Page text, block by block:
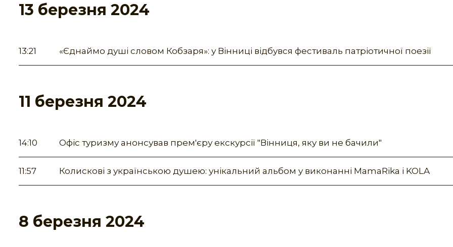
13 березня 2024
13:21 «Єднаймо душі словом Кобзаря»: у Вінниці відбувся фестиваль патріотичної поезії
11 березня 2024
14:10 Офіс туризму анонсував прем'єру екскурсії "Вінниця, яку ви не бачили"
11:57 Колискові з українською душею: унікальний альбом у виконанні MamaRika і KOLA
8 березня 2024